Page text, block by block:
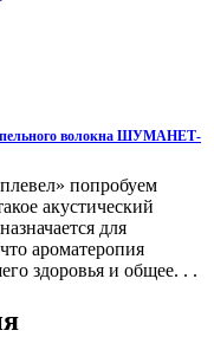
волокна ШУМАНЕТ-
попробуем
акустический
для
ароматеропия
здоровья и общее. . .